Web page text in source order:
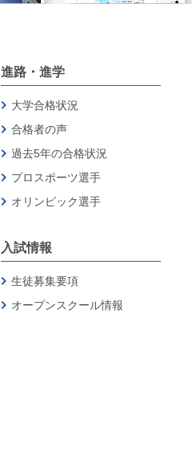
進路・進学
大学合格状況
合格者の声
過去5年の合格状況
プロスポーツ選手
オリンピック選手
入試情報
生徒募集要項
オープンスクール情報